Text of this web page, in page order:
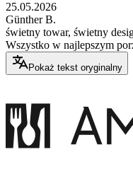
25.05.2026
Günther B.
świetny towar, świetny
Wszystko w najlepszym
Pokaż tekst oryginalny